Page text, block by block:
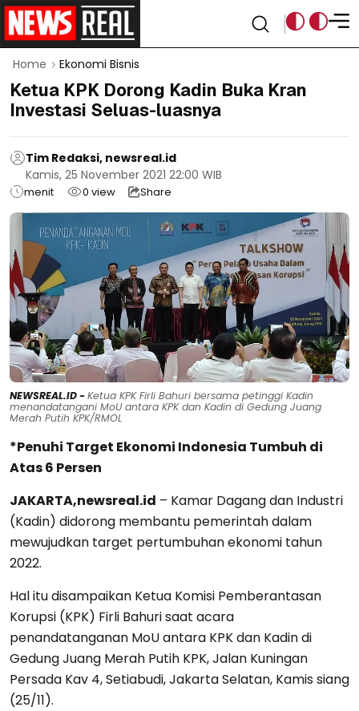
Home Ekonomi Bisnis
Ketua KPK Dorong Kadin Buka Kran
Investasi Seluas-luasnya
Tim Redaksi, newsreal.id
Kamis, 25 November 2021 22:00 WIB
menit 0 view Share
NEWSREAL.ID -Ketua KPK Firli Bahuri bersama petinggi Kadin
menandatangani MoU antara KPK dan Kadin di Gedung Juang
Merah Putih KPK/RMOL
*Penuhi Target Ekonomi Indonesia Tumbuh di
Atas 6 Persen
JAKARTA,newsreal.id – Kamar Dagang dan Industri
(Kadin) didorong membantu pemerintah dalam
mewujudkan target pertumbuhan ekonomi tahun
2022.
Hal itu disampaikan Ketua Komisi Pemberantasan
Korupsi (KPK) Firli Bahuri saat acara
penandatanganan MoU antara KPK dan Kadin di
Gedung Juang Merah Putih KPK, Jalan Kuningan
Persada Kav 4, Setiabudi, Jakarta Selatan, Kamis siang
(25/11).